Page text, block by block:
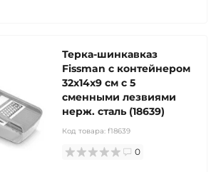
Терка-шинкавказ
Fissman с контейнером
32x14x9 см с 5
сменными лезвиями
нерж. сталь (18639)
Код товара: f18639
0